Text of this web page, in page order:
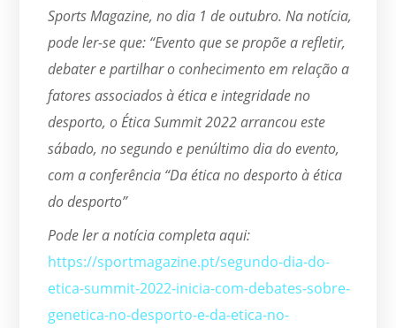
Sports Magazine, no dia 1 de outubro. Na notícia,
pode ler-se que: “Evento que se propõe a refletir,
debater e partilhar o conhecimento em relação a
fatores associados à ética e integridade no
desporto, o Ética Summit 2022 arrancou este
sábado, no segundo e penúltimo dia do evento,
com a conferência “Da ética no desporto à ética
do desporto”
Pode ler a notícia completa aqui:
https://sportmagazine.pt/segundo-dia-do-
etica-summit-2022-inicia-com-debates-sobre-
genetica-no-desporto-e-da-etica-no-